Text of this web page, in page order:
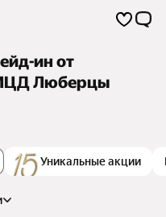
ин от
Люберцы
Уникальные акции